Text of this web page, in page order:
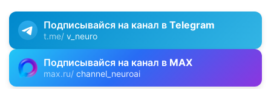
Подписывайся на канал в Telegram
t.me/ v_neuro
Подписывайся на канал в MAX
max.ru/ channel_neuroai